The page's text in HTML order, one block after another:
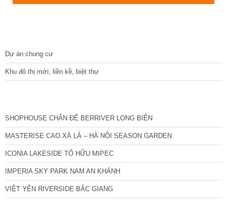
Dự án chung cư
Khu đô thị mới, liền kề, biệt thự
SHOPHOUSE CHÂN ĐẾ BERRIVER LONG BIÊN
MASTERISE CAO XÀ LÁ – HÀ NỘI SEASON GARDEN
ICONIA LAKESIDE TỐ HỮU MIPEC
IMPERIA SKY PARK NAM AN KHÁNH
VIỆT YÊN RIVERSIDE BẮC GIANG